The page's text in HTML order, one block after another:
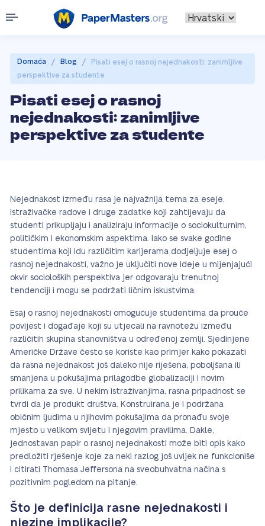
Domaća / Blog /
Pisati esej o rasnoj nejednakosti: zanimljive
perspektive za studente
Pisati esej o rasnoj
nejednakosti: zanimljive
perspektive za studente
Nejednakost između rasa je najvažnija tema za eseje,
istraživačke radove i druge zadatke koji zahtijevaju da
studenti prikupljaju i analiziraju informacije o sociokulturnim,
političkim i ekonomskim aspektima. Iako se svake godine
studentima koji idu različitim karijerama dodjeljuje esej o
rasnoj nejednakosti, važno je uključiti nove ideje u mijenjajući
okvir socioloških perspektiva jer odgovaraju trenutnoj
tendenciji i mogu se podržati ličnim iskustvima.
Esaj o rasnoj nejednakosti omogućuje studentima da prouče
povijest i događaje koji su utjecali na ravnotežu između
različitih skupina stanovništva u određenoj zemlji. Sjedinjene
Američke Države često se koriste kao primjer kako pokazati
da rasna nejednakost još daleko nije riješena, poboljšana ili
smanjena u pokušajima prilagodbe globalizaciji i novim
prilikama za sve. U nekim istraživanjima, rasna pripadnost se
tvrdi da je produkt društva. Konstruirana je i podržana
običnim ljudima u njihovim pokušajima da pronađu svoje
mjesto u velikom svijetu i njegovim pravilima. Dakle,
jednostavan papir o rasnoj nejednakosti može biti opis kako
predložiti rješenje koje za neki razlog još uvijek ne funkcioniše
i citirati Thomasa Jeffersona na sveobuhvatna načina s
pozitivnim pogledom na pitanje.
Što je definicija rasne nejednakosti i
njezine implikacije?